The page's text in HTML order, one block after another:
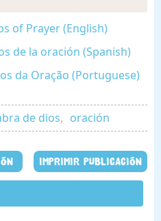
of Prayer (English)
de la oración (Spanish)
da Oração (Portuguese)
de dios, oración
IMPRIMIR PUBLICACIÓN